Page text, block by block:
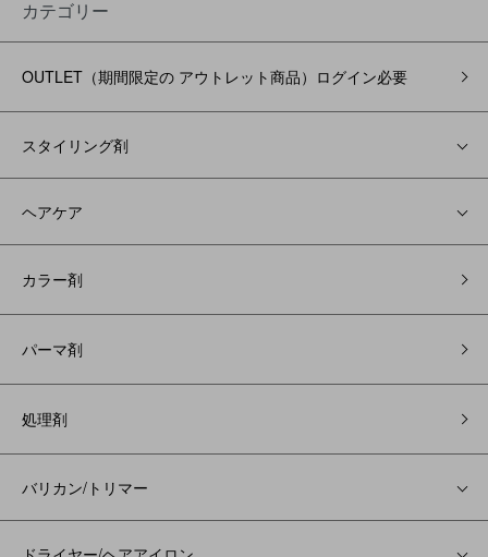
カテゴリー
OUTLET（期間限定の アウトレット商品）ログイン必要
スタイリング剤
ヘアケア
カラー剤
パーマ剤
処理剤
バリカン/トリマー